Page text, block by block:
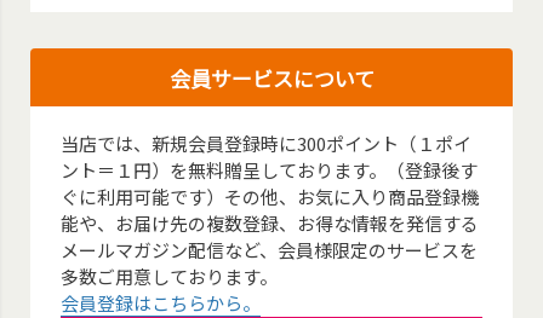
会員サービスについて
当店では、新規会員登録時に300ポイント（１ポイ
ント＝１円）を無料贈呈しております。（登録後す
ぐに利用可能です）その他、お気に入り商品登録機
能や、お届け先の複数登録、お得な情報を発信する
メールマガジン配信など、会員様限定のサービスを
多数ご用意しております。
会員登録はこちらから。